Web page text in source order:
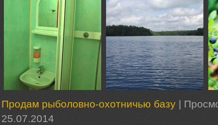
Продам рыболовно-охотничью базу |
25.07.2014